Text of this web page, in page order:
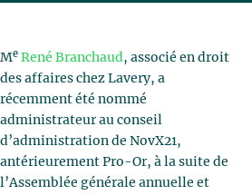
Me René Branchaud, associé en droit
des affaires chez Lavery, a
récemment été nommé
administrateur au conseil
d’administration de NovX21,
antérieurement Pro-Or, à la suite de
l’Assemblée générale annuelle et